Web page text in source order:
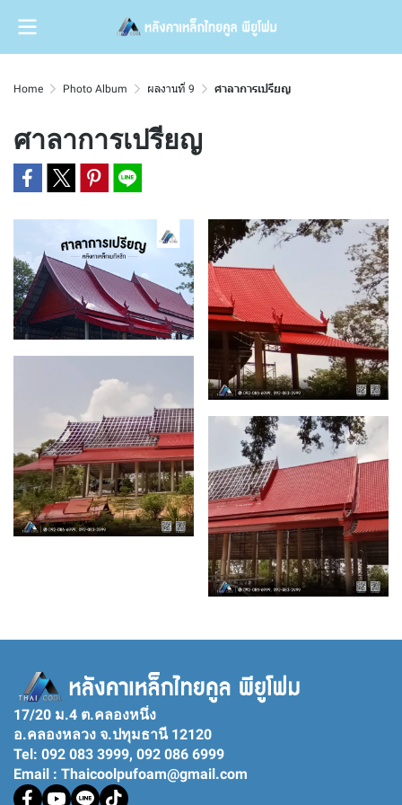
Home Photo Album ผลงานที่ 9 ศาลาการเปรียญ
ศาลาการเปรียญ
17/20 ม.4 ต.คลองหนึ่ง
อ.คลองหลวง จ.ปทุมธานี 12120
Tel: 092 083 3999, 092 086 6999
Email : Thaicoolpufoam@gmail.com